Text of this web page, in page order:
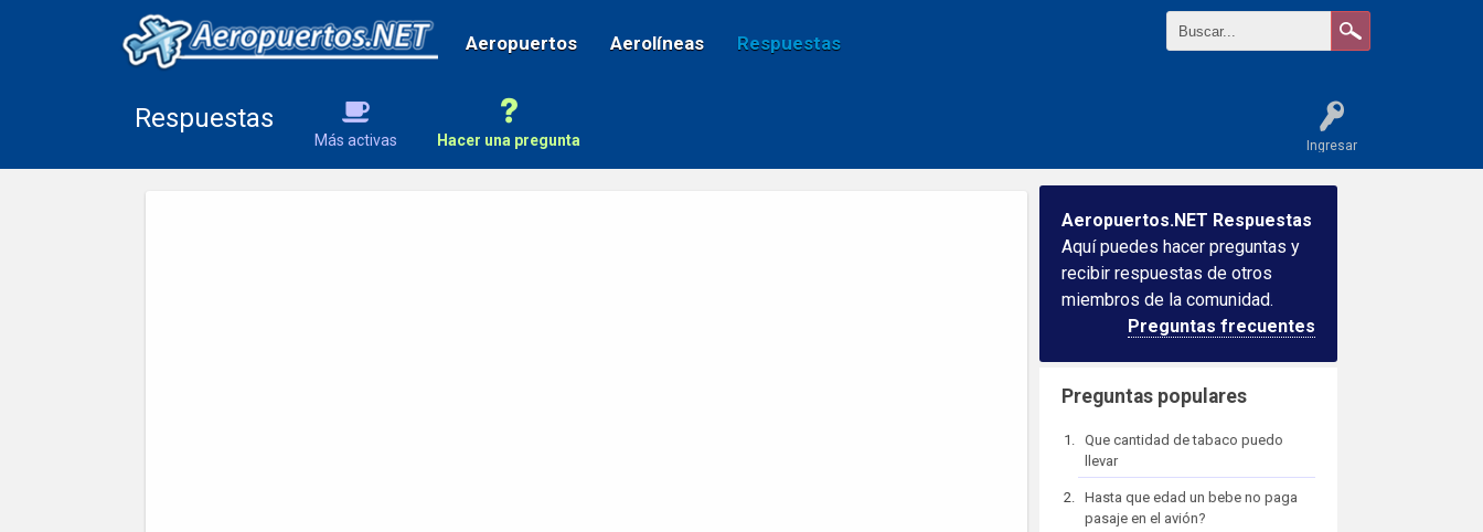
Aeropuertos Aerolíneas Respuestas
Ingresar
Respuestas
Más activas Hacer una pregunta
Aeropuertos.NET Respuestas
Aquí puedes hacer preguntas y
recibir respuestas de otros
miembros de la comunidad.
Preguntas frecuentes
Preguntas populares
Que cantidad de tabaco puedo
llevar
Hasta que edad un bebe no paga
pasaje en el avión?